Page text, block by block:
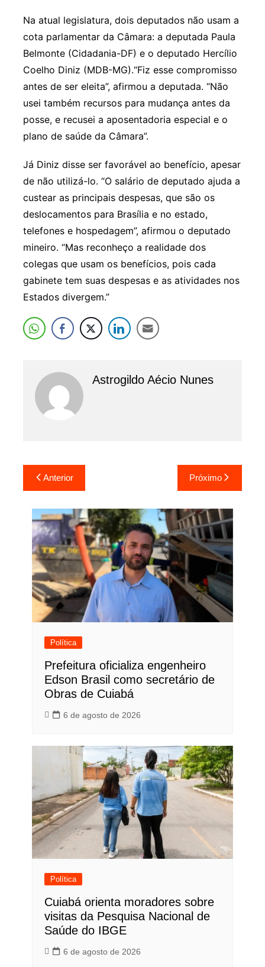
Na atual legislatura, dois deputados não usam a
cota parlamentar da Câmara: a deputada Paula
Belmonte (Cidadania-DF) e o deputado Hercílio
Coelho Diniz (MDB-MG).“Fiz esse compromisso
antes de ser eleita”, afirmou a deputada. “Não
usei também recursos para mudança antes da
posse, e recusei a aposentadoria especial e o
plano de saúde da Câmara”.
Já Diniz disse ser favorável ao benefício, apesar
de não utilizá-lo. “O salário de deputado ajuda a
custear as principais despesas, que são os
deslocamentos para Brasília e no estado,
telefones e hospedagem”, afirmou o deputado
mineiro. “Mas reconheço a realidade dos
colegas que usam os benefícios, pois cada
gabinete tem suas despesas e as atividades nos
Estados divergem.”
Astrogildo Aécio Nunes
Navegação
de
Post
Anterior Próximo
Política
Prefeitura oficializa engenheiro
Edson Brasil como secretário de
Obras de Cuiabá
6 de agosto de 2026
Política
Cuiabá orienta moradores sobre
visitas da Pesquisa Nacional de
Saúde do IBGE
6 de agosto de 2026